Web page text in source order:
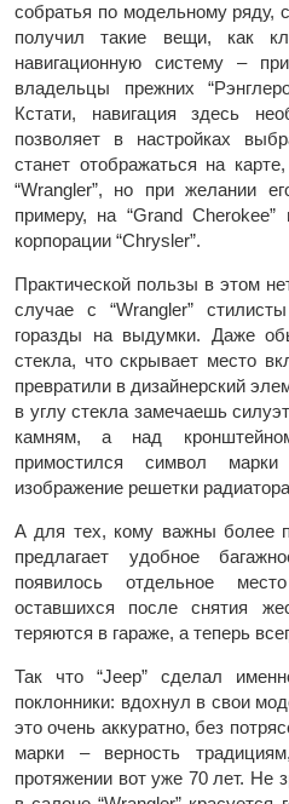
собратья по модельному ряду,
получил такие вещи, как
навигационную систему –
владельцы прежних
Кстати, навигация здесь
позволяет в настройках
станет отображаться на
“Wrangler”, но при желании
примеру, на “Grand
корпорации “Chrysler”.
Практической пользы в этом
случае с “Wrangler”
горазды на выдумки. Даже
стекла, что скрывает место
превратили в дизайнерский
в углу стекла замечаешь
камням, а над
примостился символ
изображение решетки
А для тех, кому важны более
предлагает удобное
появилось отдельное
оставшихся после снятия
теряются в гараже, а теперь
Так что “Jeep” сделал
поклонники: вдохнул в свои
это очень аккуратно, без
марки – верность
протяжении вот уже 70 лет. Не